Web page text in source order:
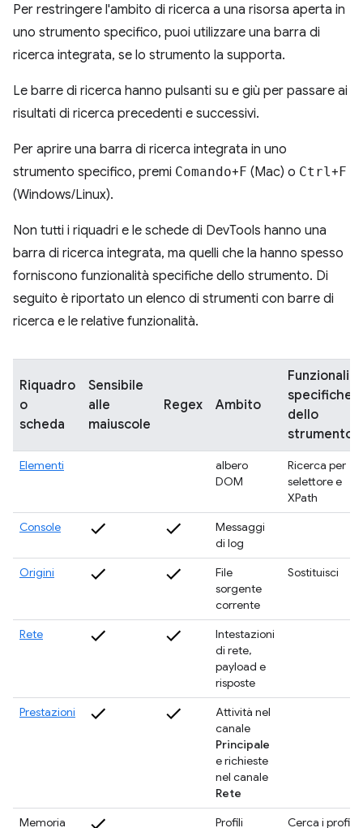
Per restringere l'ambito di ricerca a una risorsa aperta in
uno strumento specifico, puoi utilizzare una barra di
ricerca integrata, se lo strumento la supporta.
Le barre di ricerca hanno pulsanti su e giù per passare ai
risultati di ricerca precedenti e successivi.
Per aprire una barra di ricerca integrata in uno
strumento specifico, premi Comando+F (Mac) o Ctrl +F
(Windows/Linux).
Non tutti i riquadri e le schede di DevTools hanno una
barra di ricerca integrata, ma quelli che la hanno spesso
forniscono funzionalità specifiche dello strumento. Di
seguito è riportato un elenco di strumenti con barre di
ricerca e le relative funzionalità.
Riquadro
o
scheda
Sensibile
alle
maiuscole
Regex Ambito
Funzionalità
specifiche
dello
strumento
Elementi
albero
DOM
Ricerca per
selettore e
XPath
Console
Messaggi
di log
Origini
File
sorgente
corrente
Sostituisci
Rete
Intestazioni
di rete,
payload e
risposte
Prestazioni
Attività nel
canale
Principale
e richieste
nel canale
Rete
Memoria
Profili
Cerca i profili